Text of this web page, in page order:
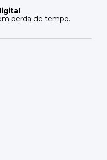
.
perda de tempo.